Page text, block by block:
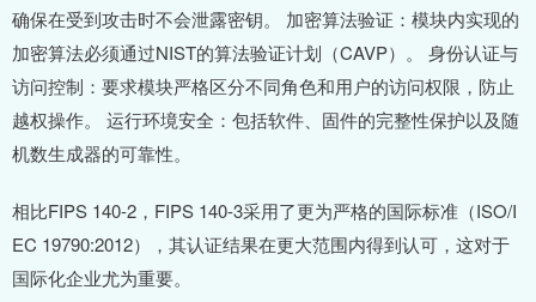
确保在受到攻击时不会泄露密钥。 加密算法验证：模块内实现的
加密算法必须通过NIST的算法验证计划（CAVP）。 身份认证与
访问控制：要求模块严格区分不同角色和用户的访问权限，防止
越权操作。 运行环境安全：包括软件、固件的完整性保护以及随
机数生成器的可靠性。
相比FIPS 140-2，FIPS 140-3采用了更为严格的国际标准（ISO/I
EC 19790:2012），其认证结果在更大范围内得到认可，这对于
国际化企业尤为重要。